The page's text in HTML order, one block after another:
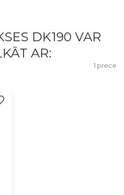
DK190 VAR
AR:
1 prece